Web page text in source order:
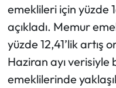
emeklileri için yüzde
açıkladı. Memur
yüzde 12,41’lik artış
Haziran ayı verisiyle
emeklilerinde